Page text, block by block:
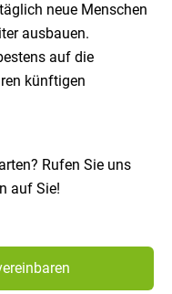
neue Menschen
ausbauen.
auf die
künftigen
Rufen Sie uns
auf Sie!